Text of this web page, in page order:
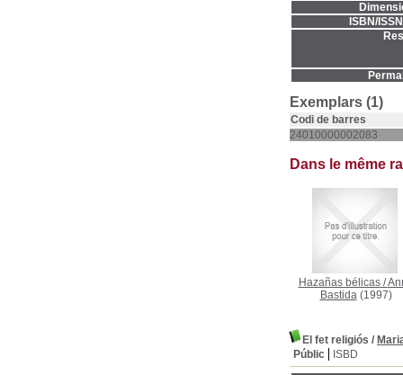
ISBN/
Exemplars (1)
Codi de barres
24010000002083
Dans le même
Hazañas bélicas/
Bastida(1997)
El fet religiós /
Públic
ISBD